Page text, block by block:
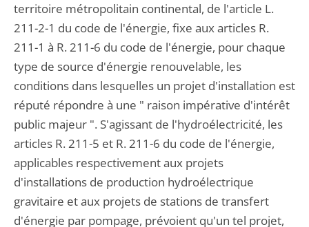
territoire métropolitain continental, de l'article L.
211-2-1 du code de l'énergie, fixe aux articles R.
211-1 à R. 211-6 du code de l'énergie, pour chaque
type de source d'énergie renouvelable, les
conditions dans lesquelles un projet d'installation est
réputé répondre à une " raison impérative d'intérêt
public majeur ". S'agissant de l'hydroélectricité, les
articles R. 211-5 et R. 211-6 du code de l'énergie,
applicables respectivement aux projets
d'installations de production hydroélectrique
gravitaire et aux projets de stations de transfert
d'énergie par pompage, prévoient qu'un tel projet,